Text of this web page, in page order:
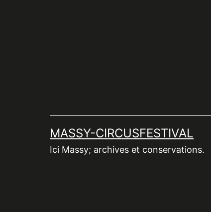
MASSY-CIRCUSFESTIVAL
Ici Massy; archives et conservations.